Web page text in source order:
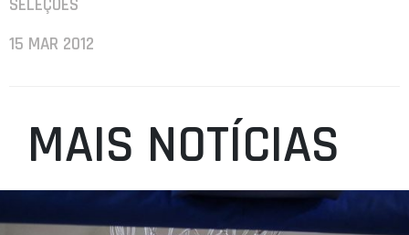
SELEÇÕES
15 MAR 2012
MAIS NOTÍCIAS